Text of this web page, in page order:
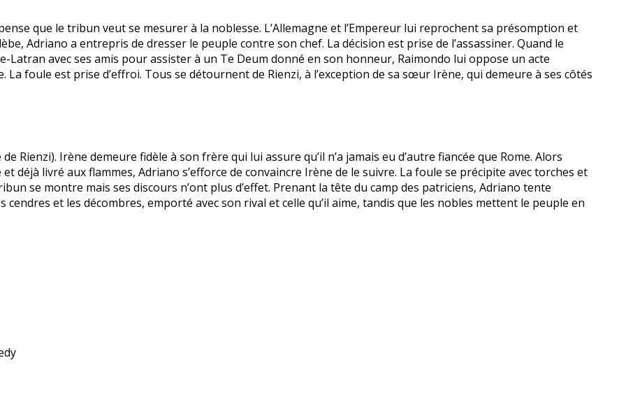
que le tribun veut se mesurer à la noblesse. L’Allemagne et l’Empereur lui reprochent sa présomption et
Adriano a entrepris de dresser le peuple contre son chef. La décision est prise de l’assassiner. Quand le
Latran avec ses amis pour assister à un Te Deum donné en son honneur, Raimondo lui oppose un acte
La foule est prise d’effroi. Tous se détournent de Rienzi, à l’exception de sa sœur Irène, qui demeure à ses côtés
Rienzi). Irène demeure fidèle à son frère qui lui assure qu’il n’a jamais eu d’autre fiancée que Rome. Alors
déjà livré aux flammes, Adriano s’efforce de convaincre Irène de le suivre. La foule se précipite avec torches et
se montre mais ses discours n’ont plus d’effet. Prenant la tête du camp des patriciens, Adriano tente
cendres et les décombres, emporté avec son rival et celle qu’il aime, tandis que les nobles mettent le peuple en